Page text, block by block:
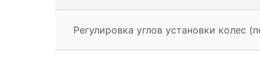
Регулировка углов установки колес